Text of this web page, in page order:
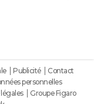
Publicité
Contact
personnelles
Groupe Figaro